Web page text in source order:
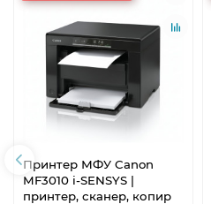
Принтер МФУ Canon
MF3010 i-SENSYS |
принтер, сканер, копир